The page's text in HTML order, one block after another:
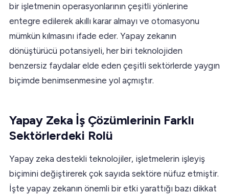
bir işletmenin operasyonlarının çeşitli yönlerine
entegre edilerek akıllı karar almayı ve otomasyonu
mümkün kılmasını ifade eder. Yapay zekanın
dönüştürücü potansiyeli, her biri teknolojiden
benzersiz faydalar elde eden çeşitli sektörlerde yaygın
biçimde benimsenmesine yol açmıştır.
Yapay Zeka İş Çözümlerinin Farklı
Sektörlerdeki Rolü
Yapay zeka destekli teknolojiler, işletmelerin işleyiş
biçimini değiştirerek çok sayıda sektöre nüfuz etmiştir.
İşte yapay zekanın önemli bir etki yarattığı bazı dikkat